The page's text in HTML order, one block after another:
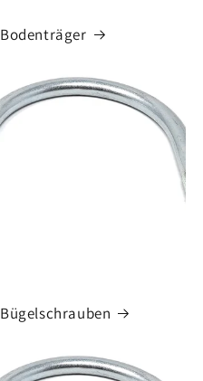
Bodenträger
Bügelschrauben